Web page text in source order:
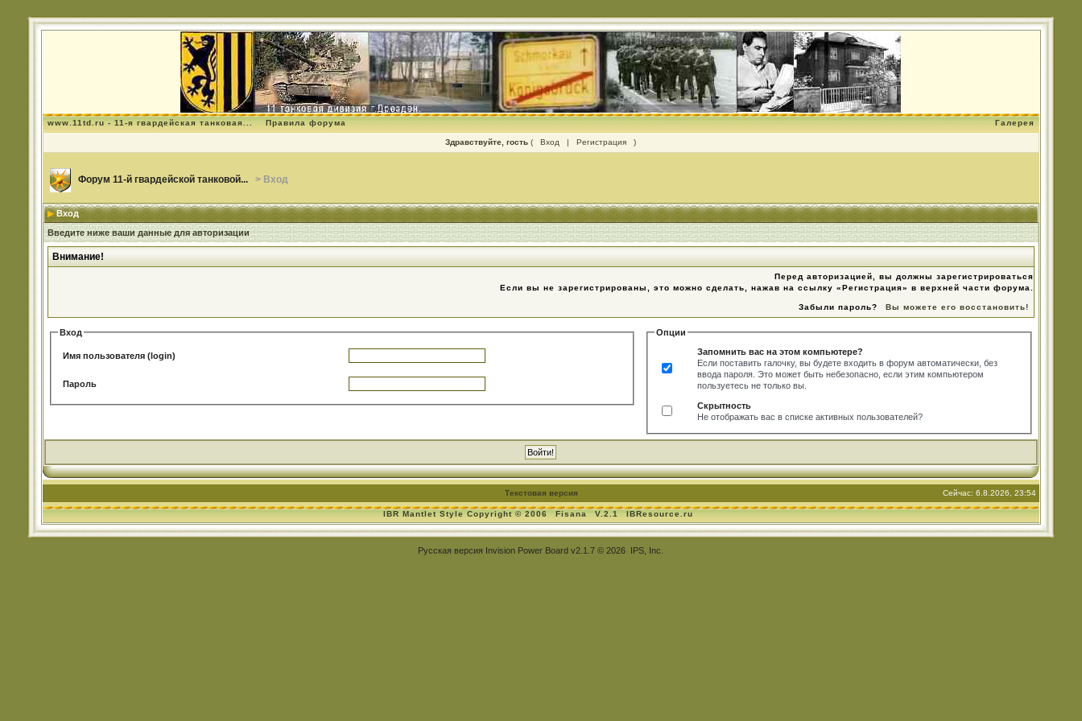
www.11td.ru - 11-я гвардейская танковая... Правила форума Галерея
Здравствуйте, гость ( Вход | Регистрация )
Форум 11-й гвардейской танковой... > Вход
Вход
Введите ниже ваши данные для авторизации
Внимание!
Перед авторизацией, вы должны зарегистрироваться
Если вы не зарегистрированы, это можно сделать, нажав на ссылку «Регистрация» в верхней части форума.
Забыли пароль? Вы можете его восстановить!
Вход
Имя пользователя (login)
Пароль
Опции
Запомнить вас на этом компьютере?
Если поставить галочку, вы будете входить в форум автоматически, без
ввода пароля. Это может быть небезопасно, если этим компьютером
пользуетесь не только вы.
Скрытность
Не отображать вас в списке активных пользователей?
Текстовая версия Сейчас: 6.8.2026, 23:54
IBR Mantlet Style Copyright © 2006 Fisana V.2.1 IBResource.ru
Русская версия Invision Power Board v2.1.7 © 2026 IPS, Inc.